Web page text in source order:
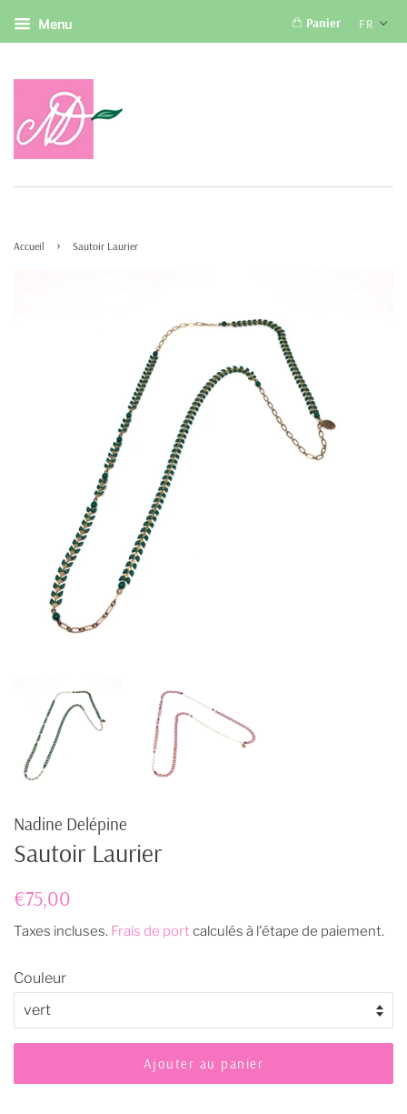
Menu FR
Panier
Accueil › Sautoir Laurier
Nadine Delépine
Sautoir Laurier
Prix
€75,00
Taxes incluses. Frais de port calculés à l'étape de paiement.
Couleur
Ajouter au panier